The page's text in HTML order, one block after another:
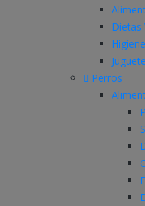
Dietas
Perros